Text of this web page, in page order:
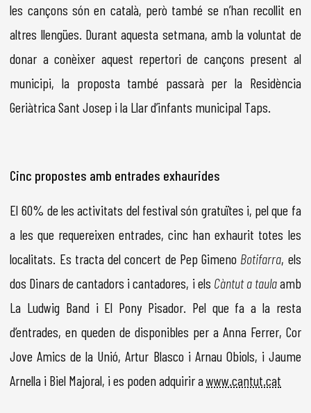
les cançons són en català, però també se n’han recollit en
altres llengües. Durant aquesta setmana, amb la voluntat de
donar a conèixer aquest repertori de cançons present al
municipi, la proposta també passarà per la Residència
Geriàtrica Sant Josep i la Llar d’infants municipal Taps.
Cinc propostes amb entrades exhaurides
El 60% de les activitats del festival són gratuïtes i, pel que fa
a les que requereixen entrades, cinc han exhaurit totes les
localitats. Es tracta del concert de Pep Gimeno Botifarra, els
dos Dinars de cantadors i cantadores, i els Càntut a taulaamb
La Ludwig Band i El Pony Pisador. Pel que fa a la resta
d’entrades, en queden de disponibles per a Anna Ferrer, Cor
Jove Amics de la Unió, Artur Blasco i Arnau Obiols, i Jaume
Arnella i Biel Majoral, i es poden adquirir awww.cantut.cat